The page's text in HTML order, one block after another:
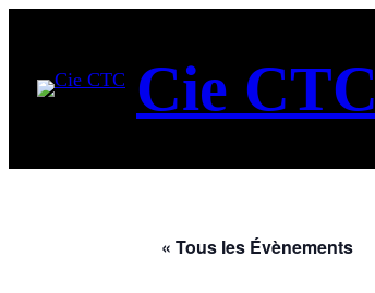
Cie CTC
« Tous les Évènements